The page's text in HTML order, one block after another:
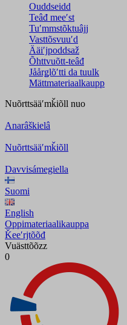
Ouddseidd
Teâđ meeʹst
Tuʹmmstõktuâjj
Vasttõsvuuʹd
Ääiʹjpoddsaž
Õhttvuõtt-teâđ
Jåårǥlõʹtti da tuulk
Mättmateriaalkaupp
Nuõrttsääʹmǩiõll nuo
Anarâškielâ
Nuõrttsääʹmǩiõll
Davvisámegiella
Suomi
English
Oppimateriaalikauppa
Ǩeeʹrjtõõđ
Vuästtõõzz
0